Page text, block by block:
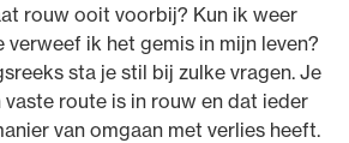
rouw ooit voorbij? Kun ik weer
verweef ik het gemis in mijn leven?
sta je stil bij zulke vragen. Je
route is in rouw en dat ieder
van omgaan met verlies heeft.